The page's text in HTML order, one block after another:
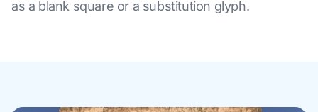
as a blank square or a substitution glyph.